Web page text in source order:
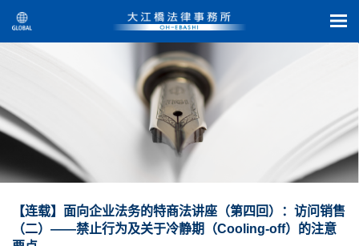
【连载】面向企业法务的特商法讲座（第四回）：访问销售
（二）——禁止行为及关于冷静期（Cooling-off）的注意